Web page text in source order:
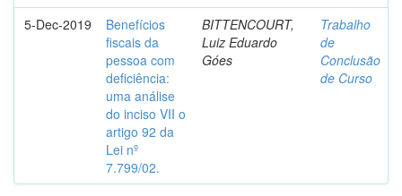
5-Dec-2019
Benefícios
fiscais da
pessoa com
deficiência:
uma análise
do inciso VII o
artigo 92 da
Lei nº
7.799/02.
BITTENCOURT,
Luiz Eduardo
Góes
Trabalho
de
Conclusão
de Curso